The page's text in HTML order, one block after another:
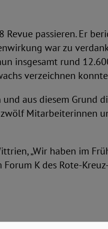
passieren. Er
war zu
insgesamt rund
verzeichnen
aus diesem Grund
Mitarbeiterinnen
„Wir haben im
K des Rote-